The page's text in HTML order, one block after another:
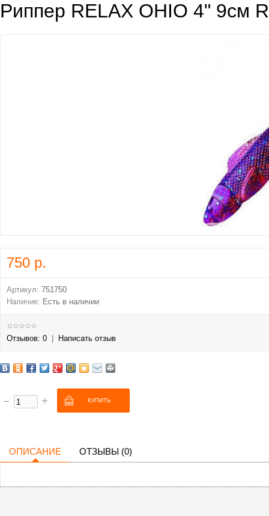
Риппер RELAX OHIO 4" 9см
750 р.
Артикул: 751750
Наличие: Есть в наличии
Отзывов: 0 Написать отзыв
ОПИСАНИЕ ОТЗЫВЫ (0)